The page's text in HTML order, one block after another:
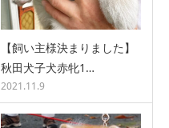
【飼い主様決まりました】
秋田犬子犬赤牝1…
2021.11.9